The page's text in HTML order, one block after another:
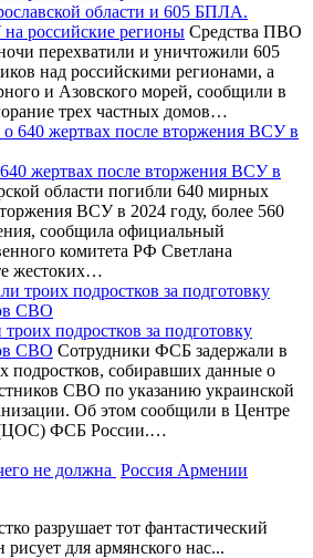
области и 605 БПЛА.
российские регионы Средства ПВО
перехватили и уничтожили 605
над российскими регионами, а
и Азовского морей, сообщили в
трех частных домов…
жертвах после вторжения ВСУ в
области погибли 640 мирных
ВСУ в 2024 году, более 560
сообщила официальный
комитета РФ Светлана
жестоких…
подростков за подготовку
СВО Сотрудники ФСБ задержали в
подростков, собиравших данные о
СВО по указанию украинской
Об этом сообщили в Центре
(ЦОС) ФСБ России.…
Россия Армении
разрушает тот фантастический
для армянского нас...